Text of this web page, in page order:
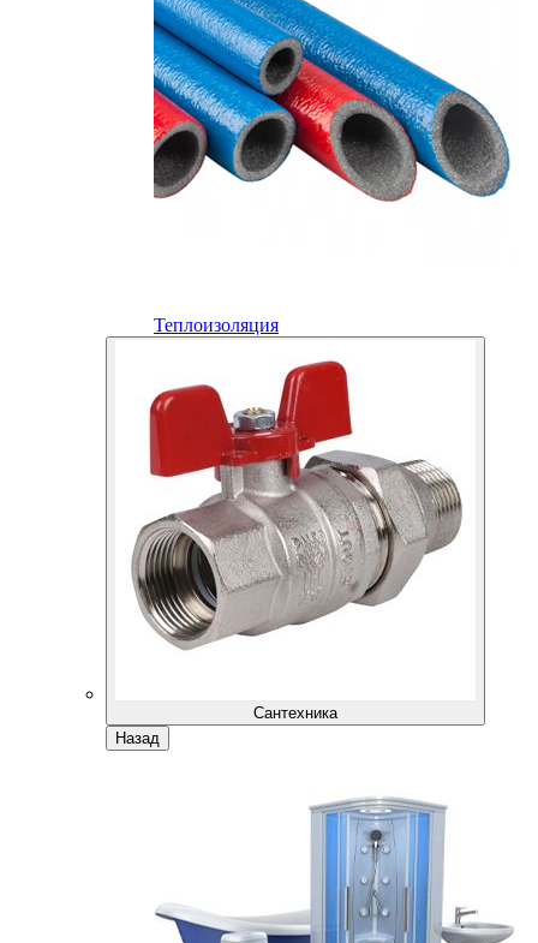
Теплоизоляция
Сантехника
Назад